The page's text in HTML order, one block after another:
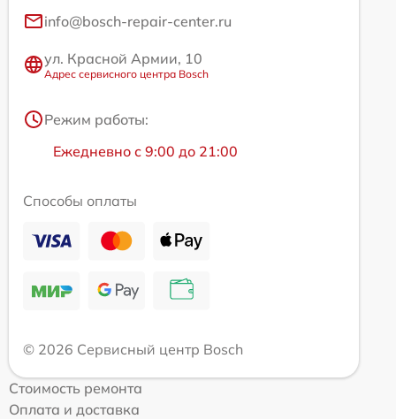
info@bosch-repair-center.ru
ул. Красной Армии, 10
Адрес сервисного центра Bosch
Режим работы:
Ежедневно с 9:00 до 21:00
Способы оплаты
© 2026 Сервисный центр Bosch
Стоимость ремонта
Оплата и доставка